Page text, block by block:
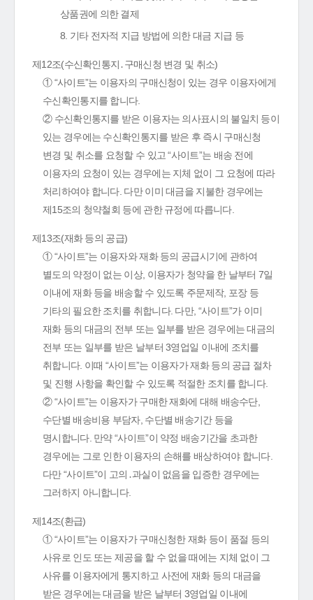
상품권에 의한 결제
8. 기타 전자적 지급 방법에 의한 대금 지급 등
제12조(수신확인통지․구매신청 변경 및 취소)
① “사이트”는 이용자의 구매신청이 있는 경우 이용자에게
수신확인통지를 합니다.
② 수신확인통지를 받은 이용자는 의사표시의 불일치 등이
있는 경우에는 수신확인통지를 받은 후 즉시 구매신청
변경 및 취소를 요청할 수 있고 “사이트”는 배송 전에
이용자의 요청이 있는 경우에는 지체 없이 그 요청에 따라
처리하여야 합니다. 다만 이미 대금을 지불한 경우에는
제15조의 청약철회 등에 관한 규정에 따릅니다.
제13조(재화 등의 공급)
① “사이트”는 이용자와 재화 등의 공급시기에 관하여
별도의 약정이 없는 이상, 이용자가 청약을 한 날부터 7일
이내에 재화 등을 배송할 수 있도록 주문제작, 포장 등
기타의 필요한 조치를 취합니다. 다만, “사이트”가 이미
재화 등의 대금의 전부 또는 일부를 받은 경우에는 대금의
전부 또는 일부를 받은 날부터 3영업일 이내에 조치를
취합니다. 이때 “사이트”는 이용자가 재화 등의 공급 절차
및 진행 사항을 확인할 수 있도록 적절한 조치를 합니다.
② “사이트”는 이용자가 구매한 재화에 대해 배송수단,
수단별 배송비용 부담자, 수단별 배송기간 등을
명시합니다. 만약 “사이트”이 약정 배송기간을 초과한
경우에는 그로 인한 이용자의 손해를 배상하여야 합니다.
다만 “사이트”이 고의․과실이 없음을 입증한 경우에는
그러하지 아니합니다.
제14조(환급)
① “사이트”는 이용자가 구매신청한 재화 등이 품절 등의
사유로 인도 또는 제공을 할 수 없을 때에는 지체 없이 그
사유를 이용자에게 통지하고 사전에 재화 등의 대금을
받은 경우에는 대금을 받은 날부터 3영업일 이내에